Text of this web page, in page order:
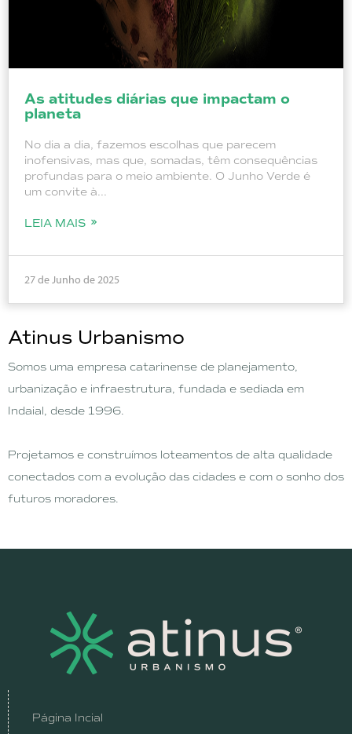
As atitudes diárias que impactam o
planeta
No dia a dia, fazemos escolhas que parecem
inofensivas, mas que, somadas, têm consequências
profundas para o meio ambiente. O Junho Verde é
um convite à...
LEIA MAIS
27 de Junho de 2025
Atinus Urbanismo
Somos uma empresa catarinense de planejamento,
urbanização e infraestrutura, fundada e sediada em
Indaial, desde 1996.
Projetamos e construímos loteamentos de alta qualidade
conectados com a evolução das cidades e com o sonho dos
futuros moradores.
Página Incial